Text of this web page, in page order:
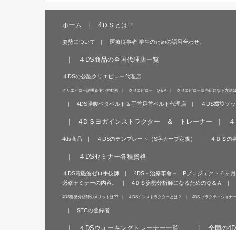
ホーム 4ＤＳとは？
姿勢について 医療従事者,学生のための語呂合わせ。
４DS商品の全国代理店一覧
４DSの公認クリエピロー代理店
クリエピロー説明＆使い方動画 クリエピロー Q＆A クリエピロー販売店になる方法
4DS腸腹ペタベルト＆手首足首ベルト代理店 ４DS螺旋ソ
4ＤＳヨガインストラクター ＆ トレーナー
4ds商品 ４DSのテンプレート（S字カーブ定規） ４ＤＳの
４DSセミナー各種資格
４DS電磁波ゼロ手技師 4DS－治療革命－ Pプロジェクト６ヶ
必修セミナーの内容。
4ＤＳ姿勢分析師になるためのＱ＆Ａ
4DS姿勢分析師のメリットは?? ４DSインストラクターとは？ 4DS プラクティショナ
SECの登録者
４DSウォーキングトレーナー一覧 全国の